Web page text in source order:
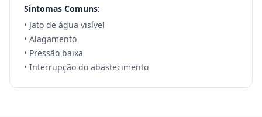
Sintomas Comuns:
• Jato de água visível
• Alagamento
• Pressão baixa
• Interrupção do abastecimento